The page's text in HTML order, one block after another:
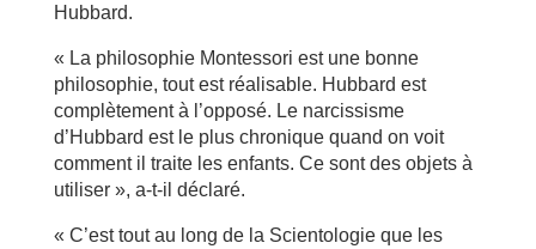
Hubbard.
« La philosophie Montessori est une bonne
philosophie, tout est réalisable. Hubbard est
complètement à l’opposé. Le narcissisme
d’Hubbard est le plus chronique quand on voit
comment il traite les enfants. Ce sont des objets à
utiliser », a-t-il déclaré.
« C’est tout au long de la Scientologie que les